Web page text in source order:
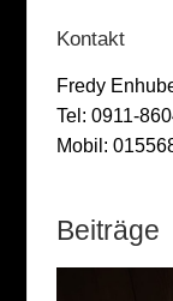
Kontakt
Fredy
Tel: 0911-
Mobil:
Beiträge